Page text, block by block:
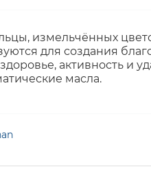
измельчённых
для создания
активность и
масла.